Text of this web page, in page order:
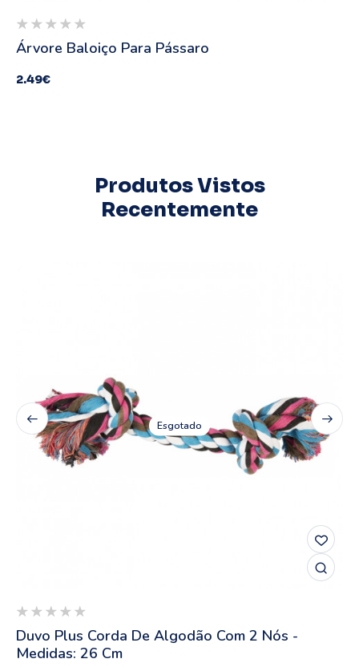
Árvore Baloiço Para Pássaro
2.49€
Produtos Vistos
Recentemente
Esgotado
Duvo Plus Corda De Algodão Com 2 Nós -
Medidas: 26 Cm